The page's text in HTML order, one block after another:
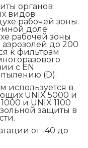
органов
видов
рабочей зоны.
доле
рабочей зоны
до 200
к фильтрам
с EN
(D).
используется в
UNIX 5000 и
и UNIX 1100
защиты в
от -40 до